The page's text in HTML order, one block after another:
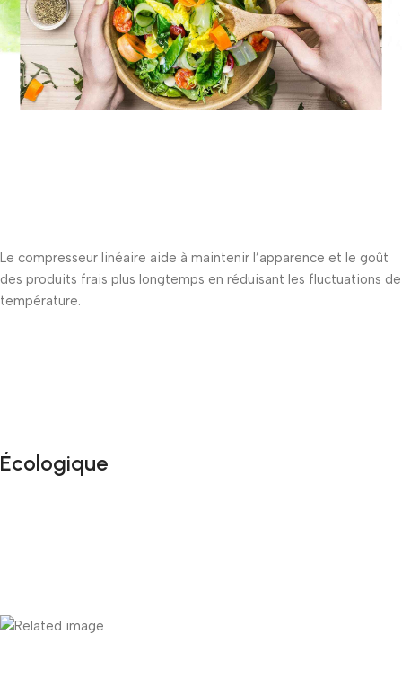
Le compresseur linéaire aide à maintenir l’apparence et le goût
des produits frais plus longtemps en réduisant les fluctuations de
température.
Écologique